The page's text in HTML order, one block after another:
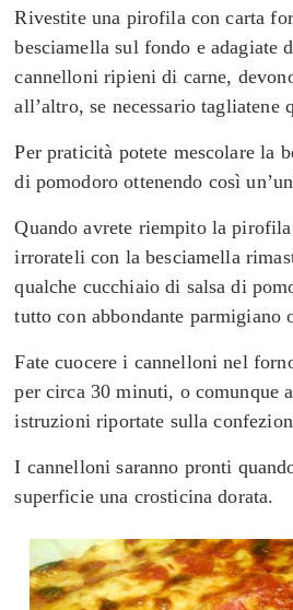
Rivestite una pirofila con carta
besciamella sul fondo e adagiate
cannelloni ripieni di carne,
all’altro, se necessario tagliatene
Per praticità potete mescolare la
di pomodoro ottenendo così
Quando avrete riempito la
irrorateli con la besciamella
qualche cucchiaio di salsa di
tutto con abbondante parmigiano
Fate cuocere i cannelloni nel
per circa 30 minuti, o comunque
istruzioni riportate sulla
I cannelloni saranno pronti
superficie una crosticina dorata.